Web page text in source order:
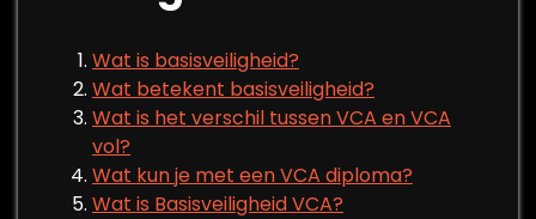
Wat is basisveiligheid?
Wat betekent basisveiligheid?
Wat is het verschil tussen VCA en VCA
vol?
Wat kun je met een VCA diploma?
Wat is Basisveiligheid VCA?